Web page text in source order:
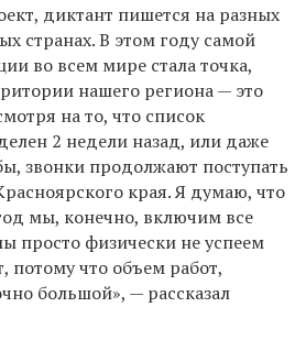
диктант пишется на разных
странах. В этом году самой
во всем мире стала точка,
нашего региона — это
на то, что список
2 недели назад, или даже
звонки продолжают поступать
края. Я думаю, что
мы, конечно, включим все
просто физически не успеем
потому что объем работ,
большой», — рассказал